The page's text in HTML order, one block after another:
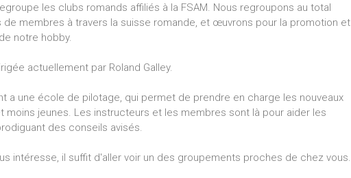
les clubs romands affiliés à la FSAM. Nous regroupons au total
de membres à travers la suisse romande, et œuvrons pour la promotion et
notre hobby.
actuellement par Roland Galley.
a une école de pilotage, qui permet de prendre en charge les nouveaux
moins jeunes. Les instructeurs et les membres sont là pour aider les
des conseils avisés.
intéresse, il suffit d'aller voir un des groupements proches de chez vous.